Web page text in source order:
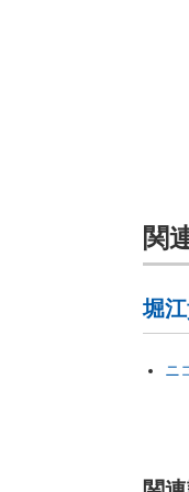
関
堀
ニ